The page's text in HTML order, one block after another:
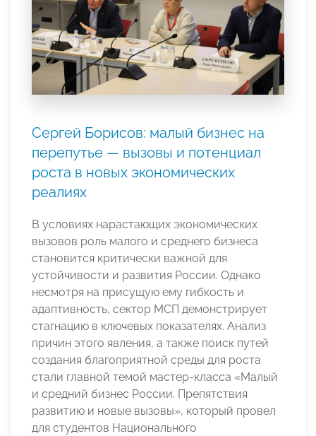
Сергей Борисов: малый бизнес на
перепутье — вызовы и потенциал
роста в новых экономических
реалиях
В условиях нарастающих экономических
вызовов роль малого и среднего бизнеса
становится критически важной для
устойчивости и развития России. Однако
несмотря на присущую ему гибкость и
адаптивность, сектор МСП демонстрирует
стагнацию в ключевых показателях. Анализ
причин этого явления, а также поиск путей
создания благоприятной среды для роста
стали главной темой мастер-класса «Малый
и средний бизнес России. Препятствия
развитию и новые вызовы», который провел
для студентов Национального